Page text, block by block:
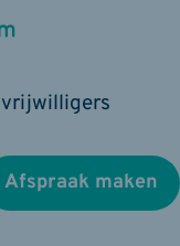
vrijwilligers
Afspraak maken